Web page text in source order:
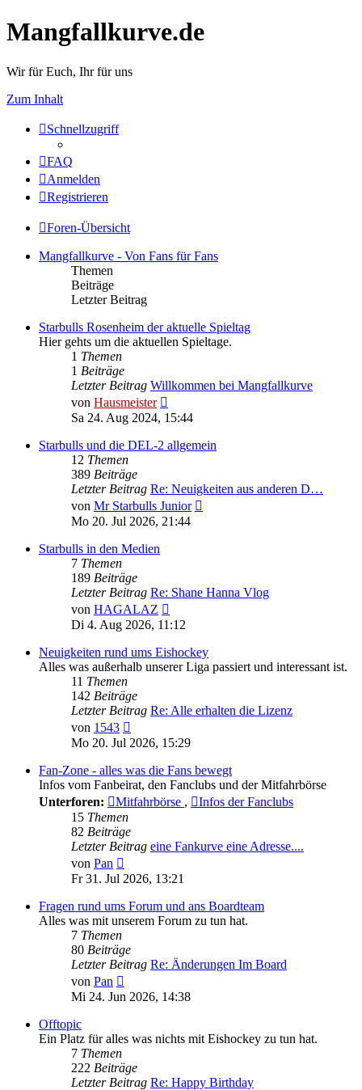
Mangfallkurve.de
Wir für Euch, Ihr für uns
Zum Inhalt
Schnellzugriff
FAQ
Anmelden
Registrieren
Foren-Übersicht
Mangfallkurve - Von Fans für Fans
Themen
Beiträge
Letzter Beitrag
Starbulls Rosenheim der aktuelle Spieltag
Hier gehts um die aktuellen Spieltage.
1 Themen
1 Beiträge
Letzter Beitrag Willkommen bei Mangfallkurve
von Hausmeister
Beitrag
Sa 24. Aug 2024, 15:44
Starbulls und die DEL-2 allgemein
12 Themen
389 Beiträge
Letzter Beitrag Re: Neuigkeiten aus anderen D…
von Mr Starbulls Junior
Mo 20. Jul 2026, 21:44
Starbulls in den Medien
7 Themen
189 Beiträge
Letzter Beitrag Re: Shane Hanna Vlog
von HAGALAZ
Beitrag
Di 4. Aug 2026, 11:12
Neuigkeiten rund ums Eishockey
Alles was außerhalb unserer Liga passiert und interessant ist.
11 Themen
142 Beiträge
Letzter Beitrag Re: Alle erhalten die Lizenz
von 1543
Beitrag
Mo 20. Jul 2026, 15:29
Fan-Zone - alles was die Fans bewegt
Infos vom Fanbeirat, den Fanclubs und der Mitfahrbörse
Unterforen:
Mitfahrbörse ,
Infos der Fanclubs
15 Themen
82 Beiträge
Letzter Beitrag eine Fankurve eine Adresse....
von Pan
Beitrag
Fr 31. Jul 2026, 13:21
Fragen rund ums Forum und ans Boardteam
Alles was mit unserem Forum zu tun hat.
7 Themen
80 Beiträge
Letzter Beitrag Re: Änderungen Im Board
von Pan
Beitrag
Mi 24. Jun 2026, 14:38
Offtopic
Ein Platz für alles was nichts mit Eishockey zu tun hat.
7 Themen
222 Beiträge
Letzter Beitrag Re: Happy Birthday